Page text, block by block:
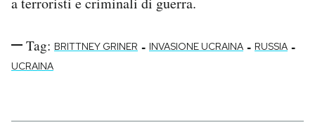
Tag: BRITTNEY GRINER - INVASIONE UCRAINA - RUSSIA -
UCRAINA